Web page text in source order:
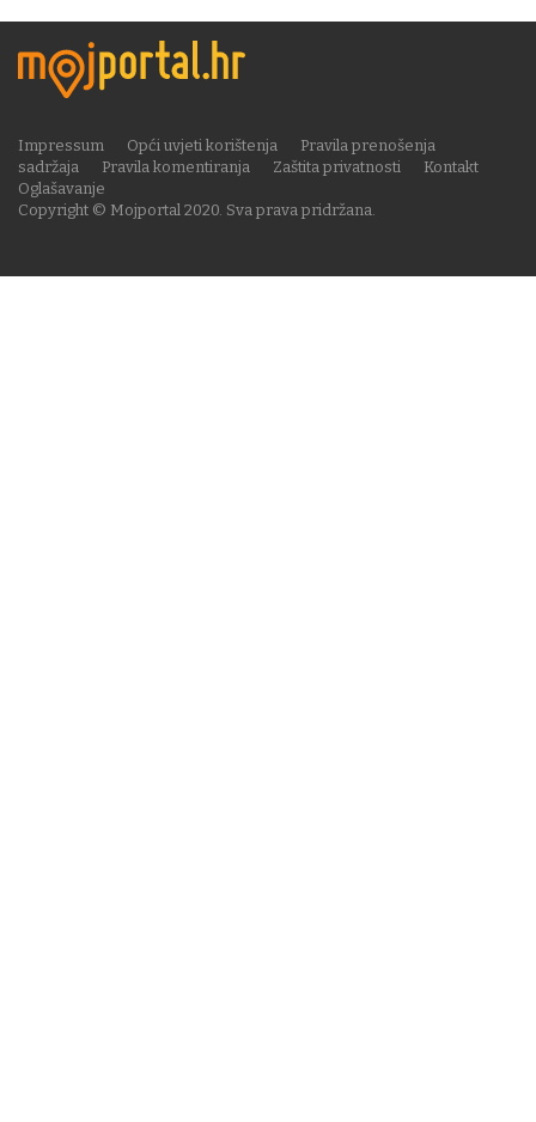
Copyright © Mojportal 2020. Sva prava pridržana.
Impressum Opći uvjeti korištenja
Pravila prenošenja
sadržaja
Pravila komentiranja Zaštita privatnosti
Kontakt
Oglašavanje